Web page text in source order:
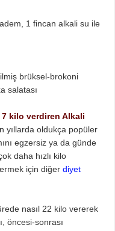
1 fincan alkali su ile
brüksel-brokoni
salatası
7 kilo verdiren Alkali
yıllarda oldukça popüler
egzersiz ya da günde
daha hızlı kilo
için diğerdiyet
nasıl 22 kilo vererek
öncesi-sonrası